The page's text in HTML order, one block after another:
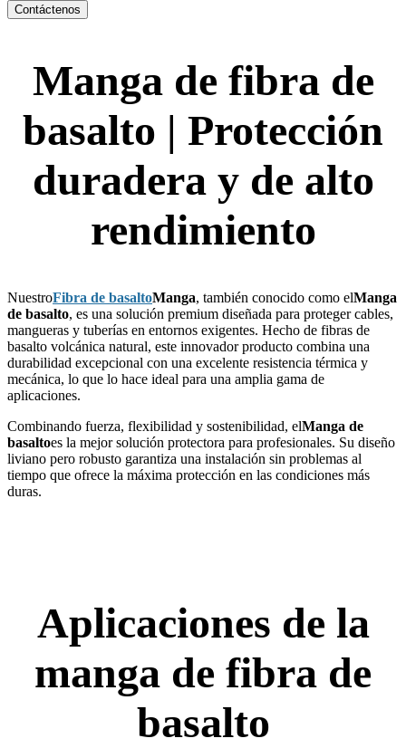
Contáctenos
Manga de fibra de
basalto | Protección
duradera y de alto
rendimiento
NuestroFibra de basaltoManga, también conocido como elManga
de basalto, es una solución premium diseñada para proteger cables,
mangueras y tuberías en entornos exigentes. Hecho de fibras de
basalto volcánica natural, este innovador producto combina una
durabilidad excepcional con una excelente resistencia térmica y
mecánica, lo que lo hace ideal para una amplia gama de
aplicaciones.
Combinando fuerza, flexibilidad y sostenibilidad, elManga de
basaltoes la mejor solución protectora para profesionales. Su diseño
liviano pero robusto garantiza una instalación sin problemas al
tiempo que ofrece la máxima protección en las condiciones más
duras.
Aplicaciones de la
manga de fibra de
basalto